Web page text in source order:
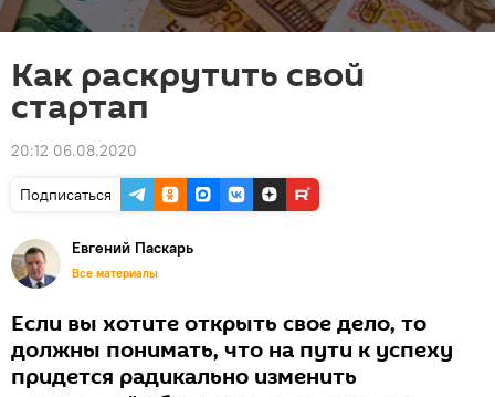
Как раскрутить свой
стартап
20:12 06.08.2020
Подписаться
Евгений Паскарь
Все материалы
Если вы хотите открыть свое дело, то
должны понимать, что на пути к успеху
придется радикально изменить